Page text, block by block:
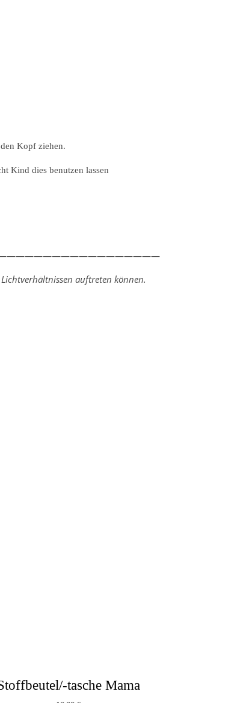
Kopf ziehen.
Kind dies benutzen lassen
auftreten können.
tasche Mama